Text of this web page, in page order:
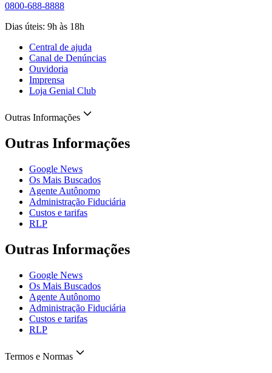
0800-688-8888
Dias úteis: 9h às 18h
Central de ajuda
Canal de Denúncias
Ouvidoria
Imprensa
Loja Genial Club
Outras Informações
Outras Informações
Google News
Os Mais Buscados
Agente Autônomo
Administração Fiduciária
Custos e tarifas
RLP
Outras Informações
Google News
Os Mais Buscados
Agente Autônomo
Administração Fiduciária
Custos e tarifas
RLP
Termos e Normas